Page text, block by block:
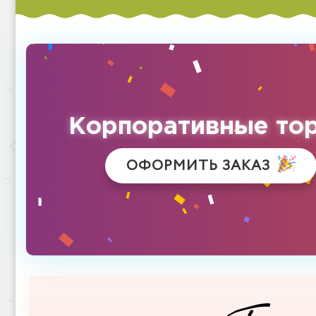
Корпоративные
ОФОРМИТЬ ЗАКАЗ